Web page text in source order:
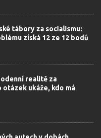
tábory za socialismu:
získá 12 ze 12 bodů
realitě za
otázek ukáže, kdo má